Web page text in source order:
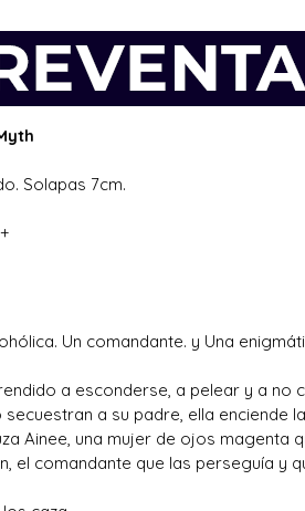
Solapas 7cm.
Un comandante. y Una
a esconderse, a pelear y a no
a su padre, ella enciende
Ainee, una mujer de ojos magenta
el comandante que las perseguía y